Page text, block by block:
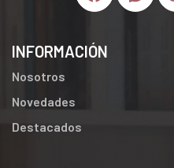
INFORMACIÓN
Nosotros
Novedades
Destacados